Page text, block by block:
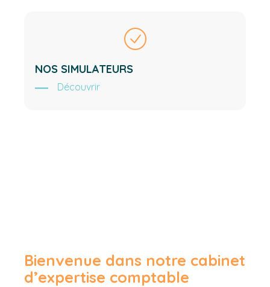
NOS SIMULATEURS
Découvrir
Bienvenue dans notre cabinet
d’expertise comptable